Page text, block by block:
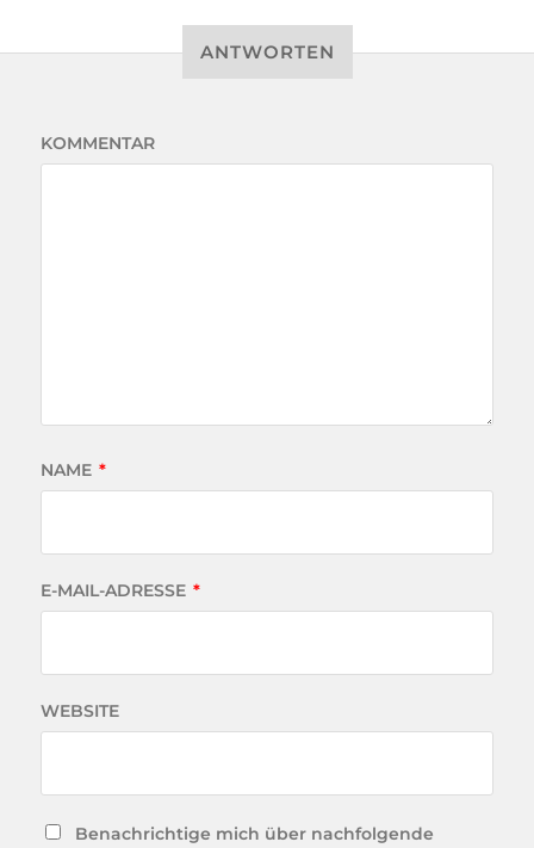
ANTWORTEN
KOMMENTAR
NAME *
E-MAIL-ADRESSE *
WEBSITE
Benachrichtige mich über nachfolgende